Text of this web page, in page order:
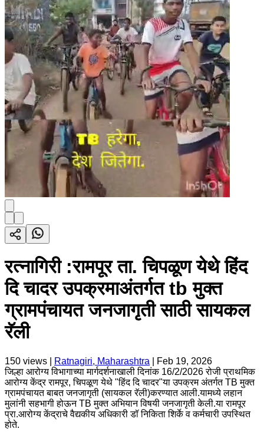
रत्नागिरी :रामपूर ता. चिपळूण येथे हिंद
दि चादर उपक्रमाअंतर्गत tb मुक्त
ग्रामपंचायत जनजागृती साठी सायकल
रॅली
150 views | Ratnagiri, Maharashtra
Feb 19, 2026
जिल्हा आरोग्य विभागाच्या मार्गदर्शनाखाली दिनांक 16/2/2026 रोजी प्राथमिक
आरोग्य केंद्र रामपूर, चिपळूण येथे "हिंद दि चादर"या उपक्रम अंतर्गत TB मुक्त
ग्रामपंचायत बाबत जनजागृती (सायकल रॅली)करण्यात आली.यामध्ये लहान
मुलांनी सहभागी होऊन TB मुक्त अभियान विषयी जनजागृती केली.या रामपूर
प्रा.आरोग्य केंद्राचे वैद्यकीय अधिकारी डॉ निकिता शिर्के व कर्मचारी उपस्थित
होते.